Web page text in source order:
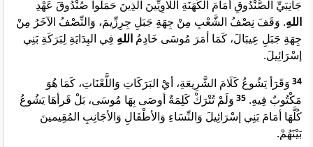
جَانِبَيِّ الصُّنْدُوقِ أمَامَ الكَهَنَةِ اللَّاوِيِّينَ الَّذِينَ حَمَلُوا صُنْدُوقَ عَهْدِ
اللهِ. وَقَفَ نِصْفُ الشَّعْبِ مِنْ جِهَةِ جَبَلِ جِرِزِّيمَ، وَالنِّصْفُ الآخَرُ مِنْ
جِهَةِ جَبَلِ عِيبَالَ، كَمَا أمَرَ مُوسَى خَادِمُ اللهِ فِي البِدَايَةِ لِبَرَكَةِ بَنِي
إسْرَائِيلَ.
34 وَقَرَأ يَشُوعُ كَلَامَ الشَّرِيعَةِ، أيْ البَرَكَاتِ وَاللَّعْنَاتِ، كَمَا هُوَ
مَكْتُوبٌ فِيهِ. 35 وَلَمْ تُتْرَكْ كَلِمَةٌ أوصَى بِهَا مُوسَى، بَلْ قَرأهَا يَشُوعُ
كُلَّهَا أمَامَ بَنِي إسْرَائِيلَ وَالنِّسَاءِ وَالأطْفَالِ وَالأجَانِبِ المُقِيمينَ
بَيْنَهُمْ.